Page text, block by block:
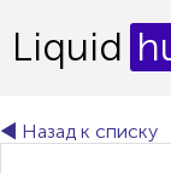
Liquid
◄ Назад к списку